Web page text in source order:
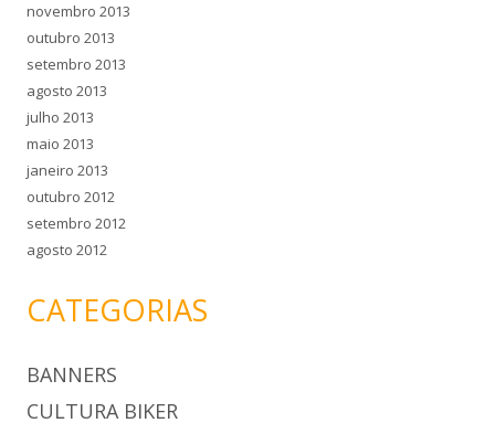
novembro 2013
outubro 2013
setembro 2013
agosto 2013
julho 2013
maio 2013
janeiro 2013
outubro 2012
setembro 2012
agosto 2012
CATEGORIAS
BANNERS
CULTURA BIKER